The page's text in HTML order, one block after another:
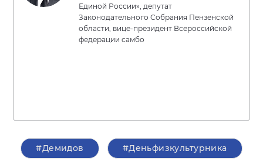
Единой России», депутат
Законодательного Собрания Пензенской
области, вице-президент Всероссийской
федерации самбо
#Демидов #Деньфизкультурника